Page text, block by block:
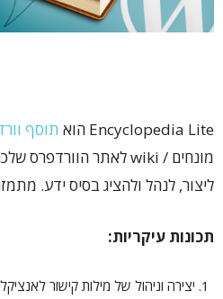
Encyclopedia Lite הוא תוסף
מונחים / wiki לאתר הוורדפרס שלכם.
ליצור, לנהל ולהציג בסיס ידע.
תכונות עיקריות:
יצירה וניהול של מילות קישור